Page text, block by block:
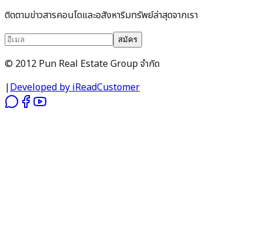
ติดตามข่าวสารคอนโดและอสังหาริมทรัพย์ล่าสุดจากเรา
สมัคร
© 2012 Pun Real Estate Group จำกัด
|Developed by iReadCustomer